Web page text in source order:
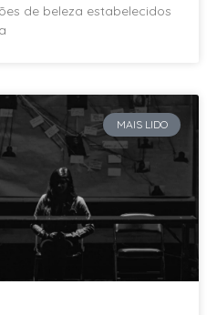
de beleza estabelecidos
MAIS LIDO